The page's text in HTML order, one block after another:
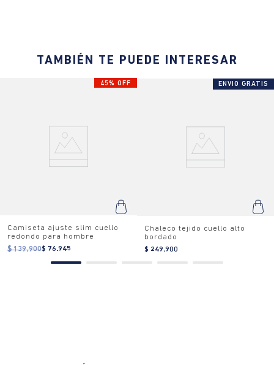
TAMBIÉN TE PUEDE INTERESAR
45% OFF
Camiseta ajuste slim cuello
redondo para hombre
$ 139.900$ 76.945
ENVIO GRATIS
Chaleco tejido cuello alto
bordado
$ 249.900